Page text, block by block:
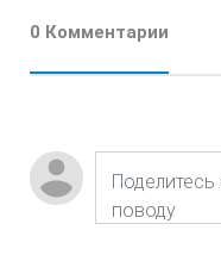
0 Комментарии